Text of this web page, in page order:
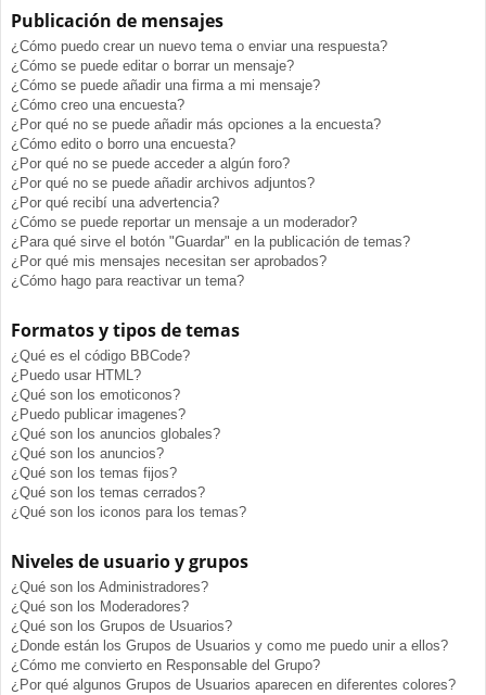
Publicación de mensajes
¿Cómo puedo crear un nuevo tema o enviar una respuesta?
¿Cómo se puede editar o borrar un mensaje?
¿Cómo se puede añadir una firma a mi mensaje?
¿Cómo creo una encuesta?
¿Por qué no se puede añadir más opciones a la encuesta?
¿Cómo edito o borro una encuesta?
¿Por qué no se puede acceder a algún foro?
¿Por qué no se puede añadir archivos adjuntos?
¿Por qué recibí una advertencia?
¿Cómo se puede reportar un mensaje a un moderador?
¿Para qué sirve el botón "Guardar" en la publicación de temas?
¿Por qué mis mensajes necesitan ser aprobados?
¿Cómo hago para reactivar un tema?
Formatos y tipos de temas
¿Qué es el código BBCode?
¿Puedo usar HTML?
¿Qué son los emoticonos?
¿Puedo publicar imagenes?
¿Qué son los anuncios globales?
¿Qué son los anuncios?
¿Qué son los temas fijos?
¿Qué son los temas cerrados?
¿Qué son los iconos para los temas?
Niveles de usuario y grupos
¿Qué son los Administradores?
¿Qué son los Moderadores?
¿Qué son los Grupos de Usuarios?
¿Donde están los Grupos de Usuarios y como me puedo unir a ellos?
¿Cómo me convierto en Responsable del Grupo?
¿Por qué algunos Grupos de Usuarios aparecen en diferentes colores?